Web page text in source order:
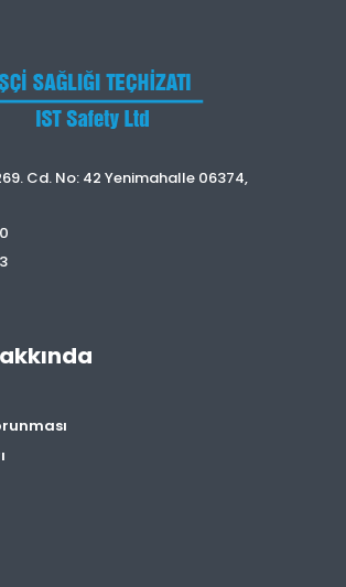
Cd. No: 42 Yenimahalle 06374,